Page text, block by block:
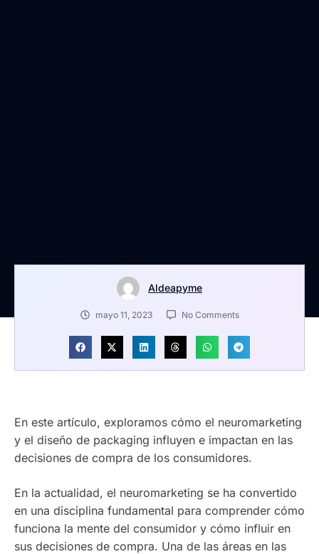
Aldeapyme
mayo 11, 2023 No Comments
En este artículo, exploramos cómo el neuromarketing
y el diseño de packaging influyen e impactan en las
decisiones de compra de los consumidores.
En la actualidad, el neuromarketing se ha convertido
en una disciplina fundamental para comprender cómo
funciona la mente del consumidor y cómo influir en
sus decisiones de compra. Una de las áreas en las